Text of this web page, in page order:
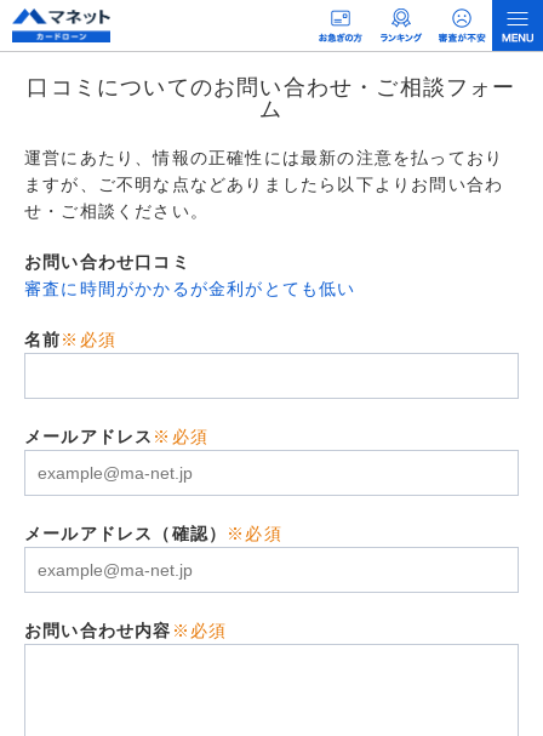
口コミについてのお問い合わせ・ご相談フォー
ム
運営にあたり、情報の正確性には最新の注意を払っており
ますが、ご不明な点などありましたら以下よりお問い合わ
せ・ご相談ください。
お問い合わせ口コミ
審査に時間がかかるが金利がとても低い
名前※必須
メールアドレス ※必須
メールアドレス（確認） ※必須
お問い合わせ内容 ※必須